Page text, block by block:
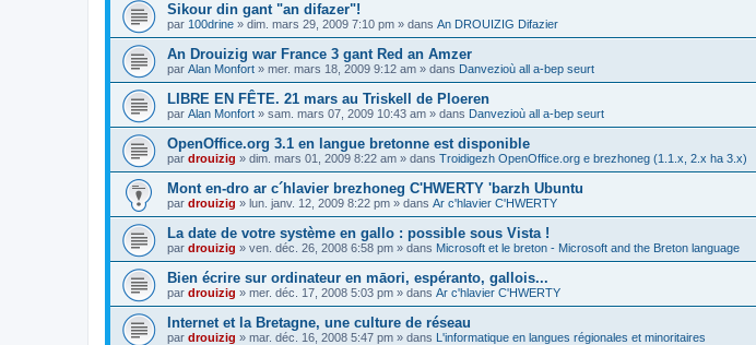
Sikour din gant "an difazer"!
par 100drine » dim. mars 29, 2009 7:10 pm » dans An DROUIZIG Difazier
An Drouizig war France 3 gant Red an Amzer
par Alan Monfort » mer. mars 18, 2009 9:12 am » dans Danvezioù all a-bep seurt
LIBRE EN FÊTE. 21 mars au Triskell de Ploeren
par Alan Monfort » sam. mars 07, 2009 10:43 am » dans Danvezioù all a-bep seurt
OpenOffice.org 3.1 en langue bretonne est disponible
par drouizig » dim. mars 01, 2009 8:22 am » dans Troidigezh OpenOffice.org e brezhoneg (1.1.x, 2.x ha 3.x)
Mont en-dro ar c´hlavier brezhoneg C'HWERTY 'barzh Ubuntu
par drouizig » lun. janv. 12, 2009 8:22 pm » dans Ar c'hlavier C'HWERTY
La date de votre système en gallo : possible sous Vista !
par drouizig » ven. déc. 26, 2008 6:58 pm » dans Microsoft et le breton - Microsoft and the Breton language
Bien écrire sur ordinateur en māori, espéranto, gallois...
par drouizig » mer. déc. 17, 2008 5:03 pm » dans Ar c'hlavier C'HWERTY
Internet et la Bretagne, une culture de réseau
par drouizig » mar. déc. 16, 2008 5:47 pm » dans L'informatique en langues régionales et minoritaires